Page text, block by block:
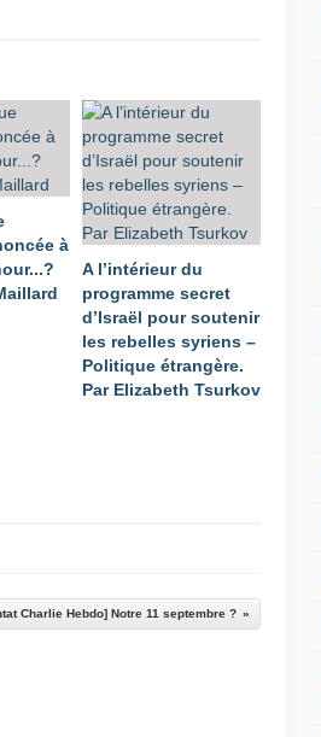
à
A l’intérieur du
programme secret
d’Israël pour soutenir
les rebelles syriens –
Politique étrangère.
Par Elizabeth Tsurkov
Charlie Hebdo] Notre 11 septembre ?